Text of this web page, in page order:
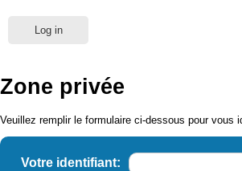
Log in
Zone privée
Veuillez remplir le formulaire ci-dessous pour vous
Votre identifiant: